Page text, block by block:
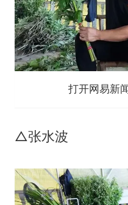
打开网易新
△张水波